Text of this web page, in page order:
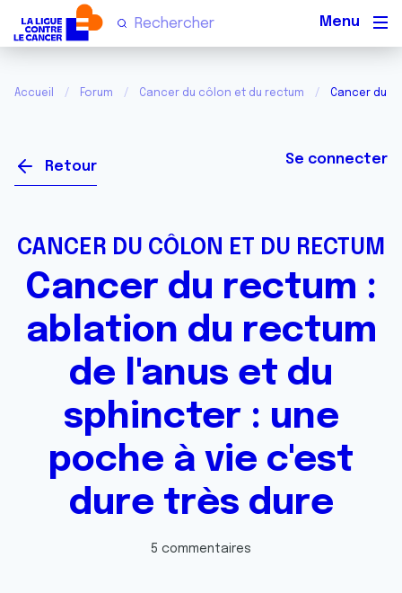
Accueil Forum Cancer du côlon et du rectum Cancer du
Retour Se connecter
CANCER DU CÔLON ET DU RECTUM
Cancer du rectum :
ablation du rectum
de l'anus et du
sphincter : une
poche à vie c'est
dure très dure
5 commentaires